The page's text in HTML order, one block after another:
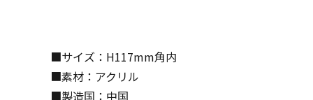
■サイズ：H117mm角内
■素材：アクリル
■製造国：中国